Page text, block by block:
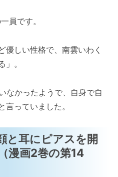
モトの家族を気遣う
（ヒョウ）の強さや能
けど実はいいヤツ！？」
員です。
優しい性格で、南雲いわく
」。
なかったようで、自身で自
っていました。
と耳にピアスを開
漫画2巻の第14